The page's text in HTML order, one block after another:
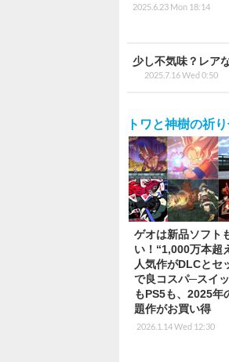
2025.6.23 Mon 18:14
少し不気味？レア
2025.7.16 Wed 0:50
トワと神樹の祈
ゲオは新品ソフト
い！“1,000万本超
人気作がDLCとセ
で良コスパ─スイ
もPS5も、2025年
題作がお買い得
2026.1.14 Wed 12:30